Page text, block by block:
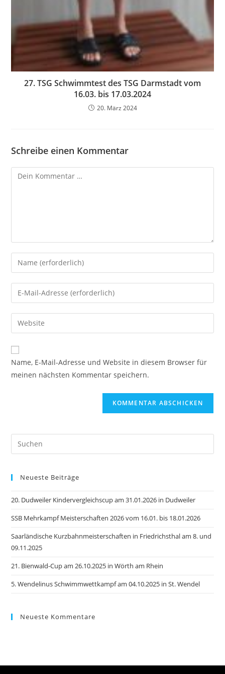
27. TSG Schwimmtest des TSG Darmstadt vom
16.03. bis 17.03.2024
20. März 2024
Schreibe einen Kommentar
Kommentar
Gib
deinen
Namen
oder
zum
Kommentieren
ein
Gib
deine
E-
Mail-
zum
Kommentieren
ein
Gib
deine
Website-
URL
Name, E-Mail-Adresse und Website in diesem Browser für
meinen nächsten Kommentar speichern.
Neueste Beiträge
20. Dudweiler Kindervergleichscup am 31.01.2026 in Dudweiler
SSB Mehrkampf Meisterschaften 2026 vom 16.01. bis 18.01.2026
Saarländische Kurzbahnmeisterschaften in Friedrichsthal am 8. und
09.11.2025
21. Bienwald-Cup am 26.10.2025 in Wörth am Rhein
5. Wendelinus Schwimmwettkampf am 04.10.2025 in St. Wendel
Neueste Kommentare